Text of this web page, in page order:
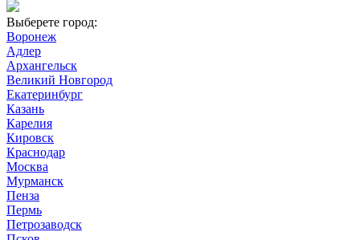
Выберете город:
Воронеж
Адлер
Архангельск
Великий Новгород
Екатеринбург
Казань
Карелия
Кировск
Краснодар
Москва
Мурманск
Пенза
Пермь
Петрозаводск